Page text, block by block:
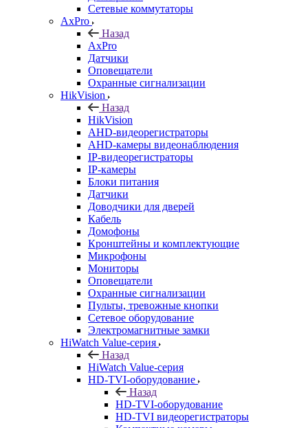
Сетевые коммутаторы
AxPro
Назад
AxPro
Датчики
Оповещатели
Охранные сигнализации
HikVision
Назад
HikVision
AHD-видеорегистраторы
AHD-камеры видеонаблюдения
IP-видеорегистраторы
IP-камеры
Блоки питания
Датчики
Доводчики для дверей
Кабель
Домофоны
Кронштейны и комплектующие
Микрофоны
Мониторы
Оповещатели
Охранные сигнализации
Пульты, тревожные кнопки
Сетевое оборудование
Электромагнитные замки
HiWatch Value-серия
Назад
HiWatch Value-серия
HD-TVI-оборудование
Назад
HD-TVI-оборудование
HD-TVI видеорегистраторы